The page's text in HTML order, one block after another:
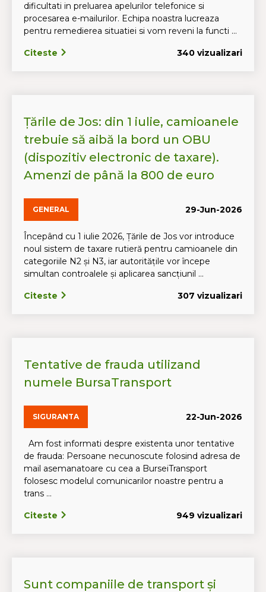
dificultati in preluarea apelurilor telefonice si
procesarea e-mailurilor. Echipa noastra lucreaza
pentru remedierea situatiei si vom reveni la functi ...
Citeste 340 vizualizari
Țările de Jos: din 1 iulie, camioanele
trebuie să aibă la bord un OBU
(dispozitiv electronic de taxare).
Amenzi de până la 800 de euro
GENERAL 29-Jun-2026
Începând cu 1 iulie 2026, Țările de Jos vor introduce
noul sistem de taxare rutieră pentru camioanele din
categoriile N2 și N3, iar autoritățile vor începe
simultan controalele și aplicarea sancțiunil ...
Citeste 307 vizualizari
Tentative de frauda utilizand
numele BursaTransport
SIGURANTA 22-Jun-2026
Am fost informati despre existenta unor tentative
de frauda: Persoane necunoscute folosind adresa de
mail asemanatoare cu cea a BurseiTransport
folosesc modelul comunicarilor noastre pentru a
trans ...
Citeste 949 vizualizari
Sunt companiile de transport și